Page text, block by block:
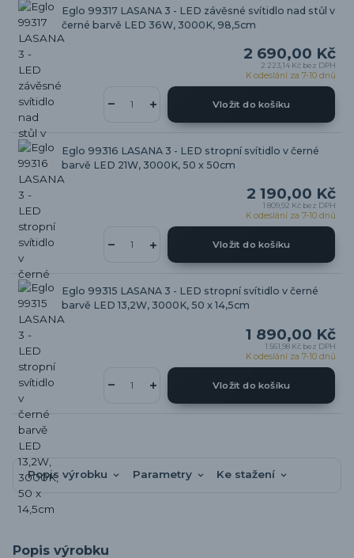
Eglo 99317 LASANA 3 - LED závěsné svítidlo nad stůl v
černé barvě LED 36W, 3000K, 98,5cm
2 690,00 Kč
2 223,14 Kč bez DPH
K odeslání za 7-10 dnů
Vložit do košíku
Eglo 99316 LASANA 3 - LED stropní svítidlo v černé
barvě LED 21W, 3000K, 50 x 50cm
2 190,00 Kč
1 809,92 Kč bez DPH
K odeslání za 7-10 dnů
Vložit do košíku
Eglo 99315 LASANA 3 - LED stropní svítidlo v černé
barvě LED 13,2W, 3000K, 50 x 14,5cm
1 890,00 Kč
1 561,98 Kč bez DPH
K odeslání za 7-10 dnů
Vložit do košíku
Popis výrobku Parametry Ke stažení
Popis výrobku